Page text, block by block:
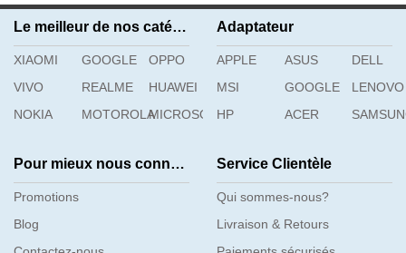
Le meilleur de nos catégories
XIAOMI GOOGLE
OPPO
VIVO
REALME
HUAWEI
NOKIA
MOTOROLAMICROSOFT
Adaptateur
APPLE ASUS
DELL
MSI
GOOGLE
LENOVO
HP
ACER
Pour mieux nous connaître
Promotions
Blog
Service Clientèle
Qui sommes-nous?
Livraison & Retours